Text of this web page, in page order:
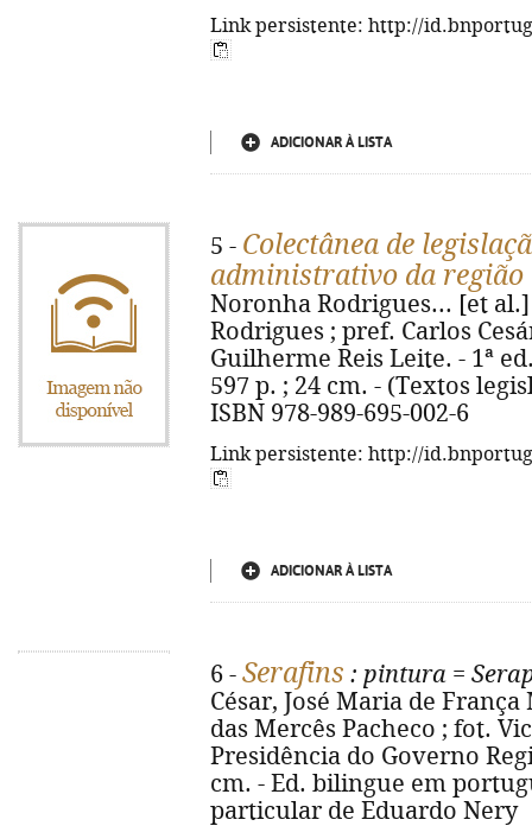
Link persistente: http://
ADICIONAR À LISTA
5 - Colectânea de
administrativo da região
Noronha Rodrigues... [et
Rodrigues ; pref. Carlos
Guilherme Reis Leite. - 1ª
597 p. ; 24 cm. - (Textos
ISBN 978-989-695-002-6
Link persistente: http://
ADICIONAR À LISTA
6 - Serafins : pintura =
César, José Maria de
das Mercês Pacheco ; fot.
Presidência do Governo
cm. - Ed. bilingue em
particular de Eduardo Nery